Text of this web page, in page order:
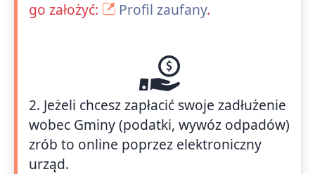
go założyć:
Profil zaufany.
2. Jeżeli chcesz zapłacić swoje zadłużenie
wobec Gminy (podatki, wywóz odpadów)
zrób to online poprzez elektroniczny
urząd.